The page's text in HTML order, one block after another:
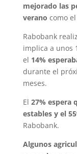
mejorado las
verano como
Rabobank
implica a unos
el 14%
durante el
meses.
El 27% espera
estables y el
Rabobank.
Algunos